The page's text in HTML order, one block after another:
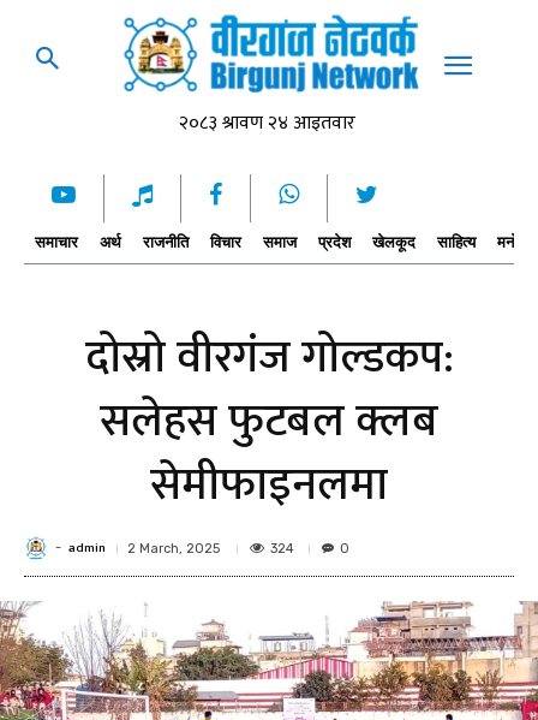
समाचार अर्थ राजनीति विचार समाज प्रदेश खेलकूद साहित्य
दोस्रो वीरगंज गोल्डकप:
सलेहस फुटबल क्लब
सेमीफाइनलमा
- admin 2 March, 2025 324 0